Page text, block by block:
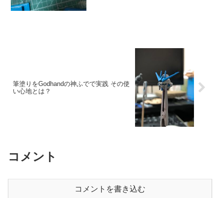
筆塗りをGodhandの神ふでで実践 その使
い心地とは？
コメント
コメントを書き込む